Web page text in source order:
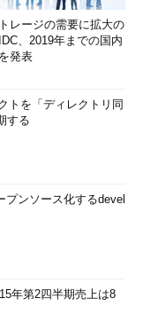
レージの需要に拡大の
、2019年までの国内
発表
トを「ディレクトリ同
する
ンソース化するdevel
年第2四半期売上は8